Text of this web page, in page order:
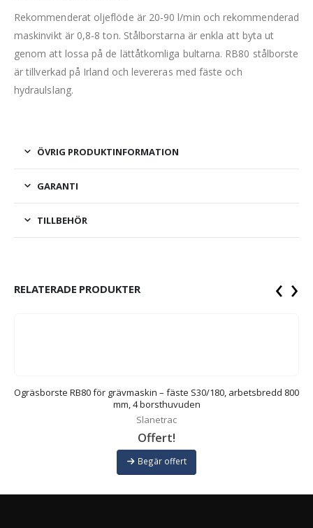
Rekommenderat oljeflöde är 20-90 l/min och rekommenderad
maskinvikt är 0,8-8 ton. Stålborstarna är enkla att byta ut
genom att lossa på de lättåtkomliga bultarna. RB80 stålborste
är tillverkad på Irland och levereras med fäste och
hydraulslang.
ÖVRIG PRODUKTINFORMATION
GARANTI
TILLBEHÖR
RELATERADE PRODUKTER
Ogräsborste RB80 för grävmaskin – fäste S30/180, arbetsbredd 800
mm, 4 borsthuvuden
Slanetrac
Offert!
Begär offert
‹ ›